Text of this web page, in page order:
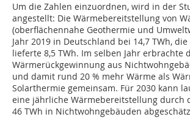
Um die Zahlen einzuordnen, wird in der
angestellt: Die Wärmebereitstellung von
(oberflächennahe Geothermie und
Jahr 2019 in Deutschland bei 14,7 TWh,
lieferte 8,5 TWh. Im selben Jahr erbrachte
Wärmerückgewinnung aus
und damit rund 20 % mehr Wärme als
Solarthermie gemeinsam. Für 2030 kann
eine jährliche Wärmebereitstellung durch
46 TWh in Nichtwohngebäuden